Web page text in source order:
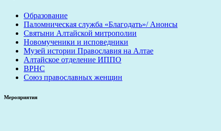
Образование
Паломническая служба «Благодать»/ Анонсы
Святыни Алтайской митрополии
Новомученики и исповедники
Музей истории Православия на Алтае
Алтайское отделение ИППО
ВРНС
Союз православных женщин
Мероприятия